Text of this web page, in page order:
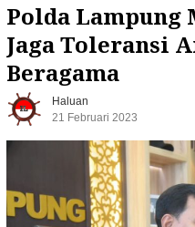
Polda
Jaga Toleransi
Beragama
Haluan
21 Februari 2023